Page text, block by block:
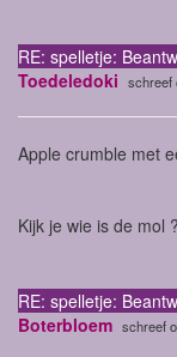
RE: spelletje:
Toedeledoki schreef
Apple crumble met
Kijk je wie is de mol ?
RE: spelletje:
Boterbloem schreef